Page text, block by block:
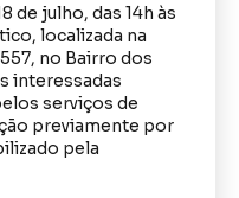
de julho, das 14h às
localizada na
no Bairro dos
interessadas
serviços de
previamente por
pela